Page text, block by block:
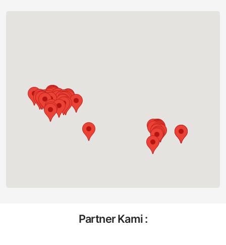
Partner Kami :